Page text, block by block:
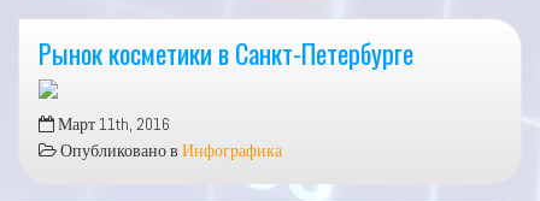
Рынок косметики в Санкт-Петербурге
Март 11th, 2016
Опубликовано в Инфографика